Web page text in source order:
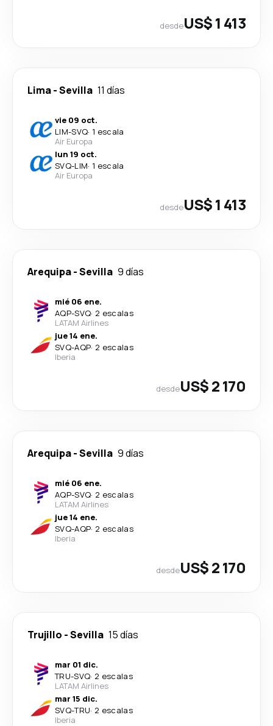
desdeUS$ 1 413
Lima-Sevilla 11 días
vie 09 oct.
LIM-SVQ· 1 escala
Air Europa
lun 19 oct.
SVQ-LIM· 1 escala
Air Europa
desdeUS$ 1 413
Arequipa-Sevilla 9 días
mié 06 ene.
AQP-SVQ· 2 escalas
LATAM Airlines
jue 14 ene.
SVQ-AQP· 2 escalas
Iberia
desdeUS$ 2 170
Arequipa-Sevilla 9 días
mié 06 ene.
AQP-SVQ· 2 escalas
LATAM Airlines
jue 14 ene.
SVQ-AQP· 2 escalas
Iberia
desdeUS$ 2 170
Trujillo -Sevilla 15 días
mar 01 dic.
TRU-SVQ· 2 escalas
LATAM Airlines
mar 15 dic.
SVQ-TRU· 2 escalas
Iberia